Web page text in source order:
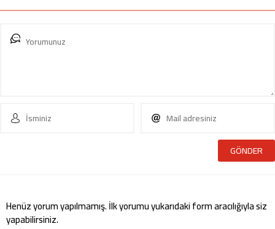
Henüz yorum yapılmamış. İlk yorumu yukarıdaki form aracılığıyla siz
yapabilirsiniz.